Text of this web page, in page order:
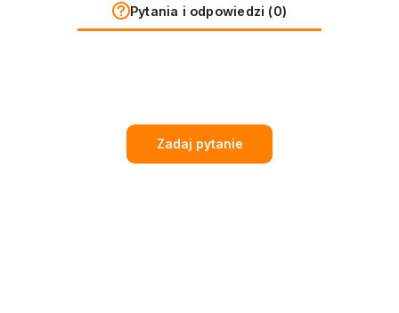
Pytania i odpowiedzi (0)
Zadaj pytanie